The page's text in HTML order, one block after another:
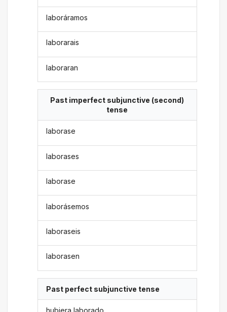
laboráramos
laborarais
laboraran
Past imperfect subjunctive (second)
tense
laborase
laborases
laborase
laborásemos
laboraseis
laborasen
Past perfect subjunctive tense
hubiera laborado